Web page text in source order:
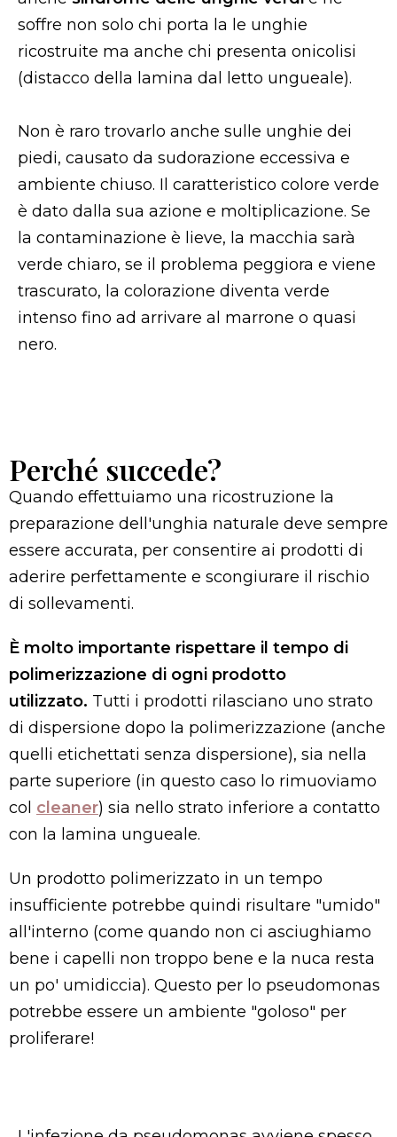
soffre non solo chi porta la le unghie
ricostruite ma anche chi presenta onicolisi
(distacco della lamina dal letto ungueale).
Non è raro trovarlo anche sulle unghie dei
piedi, causato da sudorazione eccessiva e
ambiente chiuso. Il caratteristico colore verde
è dato dalla sua azione e moltiplicazione. Se
la contaminazione è lieve, la macchia sarà
verde chiaro, se il problema peggiora e viene
trascurato, la colorazione diventa verde
intenso fino ad arrivare al marrone o quasi
nero.
Perché succede?
Quando effettuiamo una ricostruzione la
preparazione dell'unghia naturale deve sempre
essere accurata, per consentire ai prodotti di
aderire perfettamente e scongiurare il rischio
di sollevamenti.
È molto importante rispettare il tempo di
polimerizzazione di ogni prodotto
utilizzato. Tutti i prodotti rilasciano uno strato
di dispersione dopo la polimerizzazione (anche
quelli etichettati senza dispersione), sia nella
parte superiore (in questo caso lo rimuoviamo
col cleaner) sia nello strato inferiore a contatto
con la lamina ungueale.
Un prodotto polimerizzato in un tempo
insufficiente potrebbe quindi risultare "umido"
all'interno (come quando non ci asciughiamo
bene i capelli non troppo bene e la nuca resta
un po' umidiccia). Questo per lo pseudomonas
potrebbe essere un ambiente "goloso" per
proliferare!